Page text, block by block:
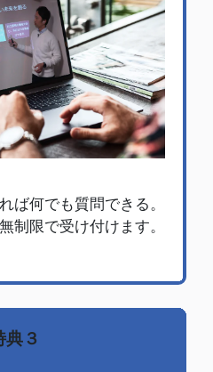
ば何でも質問できる。
無制限で受け付けます。
典３